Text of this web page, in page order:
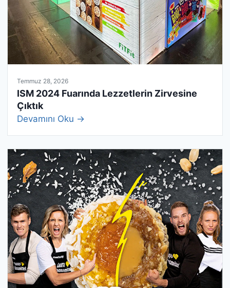
Temmuz 28, 2026
ISM 2024 Fuarında Lezzetlerin Zirvesine
Çıktık
Devamını Oku →